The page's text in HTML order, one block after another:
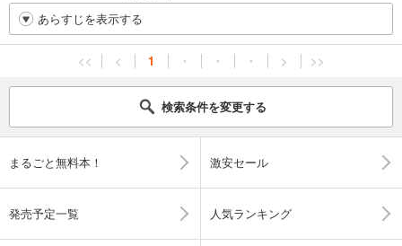
あらすじを表示する
<< < 1 ・ ・ ・ > >>
検索条件を変更する
まるごと無料本！ 激安セール
発売予定一覧 人気ランキング